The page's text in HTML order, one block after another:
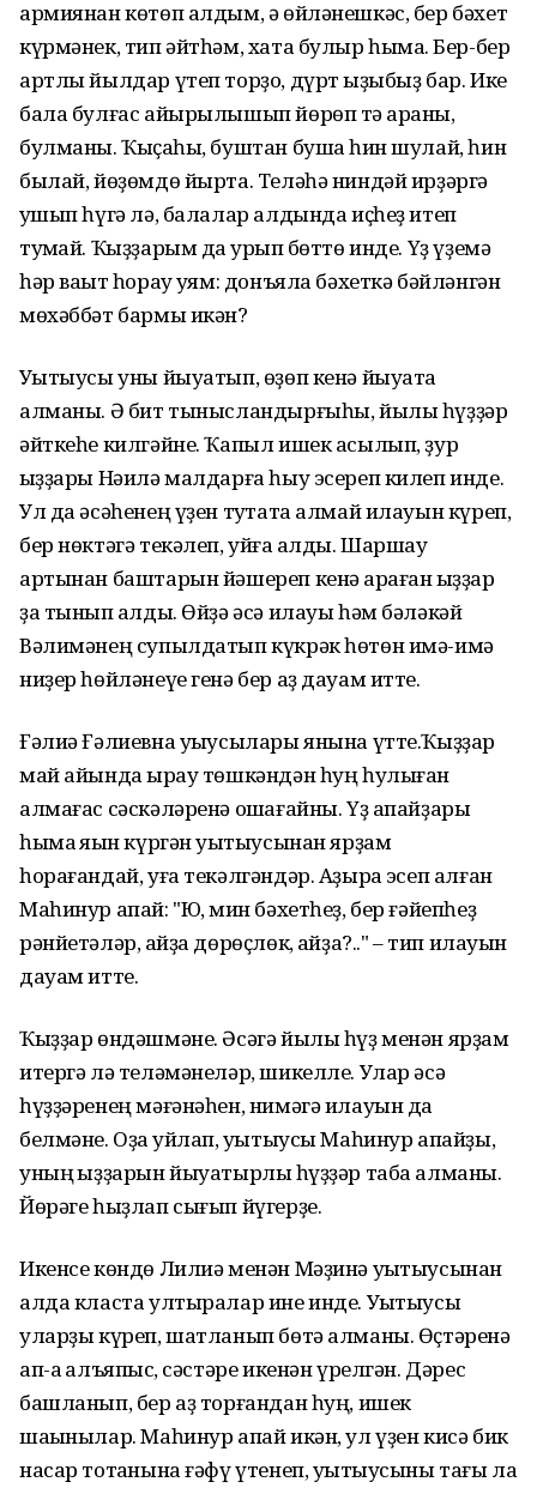
армиянан көтөп алдым, ә өйләнешкәс, бер бәхет
күрмәнек, тип әйтһәм, хата булыр һымаҡ. Бер-бер
артлы йылдар үтеп торҙо, дүрт ҡыҙыбыҙ бар. Ике
бала булғас айырылышып йөрөп тә ҡараныҡ,
булманы. Ҡыҫҡаһы, буштан бушҡа һин шулай, һин
былай, йөҙөмдө йырта. Теләһә ниндәй ирҙәргә
ҡушып һүгә лә, балалар алдында иҫһеҙ итеп
туҡмай. Ҡыҙҙарым да ҡурҡып бөттө инде. Үҙ үҙемә
һәр ваҡыт һорау ҡуям: донъяла бәхеткә бәйләнгән
мөхәббәт бармы икән?
Уҡытыусы уны йыуатып, өҙөп кенә йыуата
алманы. Ә бит тынысландырғыһы, йылы һүҙҙәр
әйткеһе килгәйне. Ҡапыл ишек асылып, ҙур
ҡыҙҙары Нәилә малдарға һыу эсереп килеп инде.
Ул да әсәһенең үҙен туҡтата алмай илауын күреп,
бер нөктәгә текәлеп, уйға ҡалды. Шаршау
артынан баштарын йәшереп кенә ҡараған ҡыҙҙар
ҙа тынып ҡалды. Өйҙә әсә илауы һәм бәләкәй
Вәлимәнең супылдатып күкрәк һөтөн имә-имә
ниҙер һөйләнеүе генә бер аҙ дауам итте.
Ғәлиә Ғәлиевна уҡыусылары янына үтте.Ҡыҙҙар
май айында ҡырау төшкәндән һуң һулыған
алмағас сәскәләренә оҡшағайны. Үҙ апайҙары
һымаҡ яҡын күргән уҡытыусынан ярҙам
һорағандай, уға текәлгәндәр. Аҙыраҡ эсеп алған
Маһинур апай: "Юҡ, мин бәхетһеҙ, бер ғәйепһеҙ
рәнйетәләр, ҡайҙа дөрөҫлөк, ҡайҙа?.." – тип илауын
дауам итте.
Ҡыҙҙар өндәшмәне. Әсәгә йылы һүҙ менән ярҙам
итергә лә теләмәнеләр, шикелле. Улар әсә
һүҙҙәренең мәғәнәһен, нимәгә илауын да
белмәне. Оҙаҡ уйлап, уҡытыусы Маһинур апайҙы,
уның ҡыҙҙарын йыуатырлыҡ һүҙҙәр таба алманы.
Йөрәге һыҙлап сығып йүгерҙе.
Икенсе көндө Лилиә менән Мәҙинә уҡытыусынан
алда класта ултыралар ине инде. Уҡытыусы
уларҙы күреп, шатланып бөтә алманы. Өҫтәренә
ап-аҡ алъяпҡыс, сәстәре икенән үрелгән. Дәрес
башланып, бер аҙ торғандан һуң, ишек
шаҡынылар. Маһинур апай икән, ул үҙен кисә бик
насар тотҡанына ғәфү үтенеп, уҡытыусыны тағы ла